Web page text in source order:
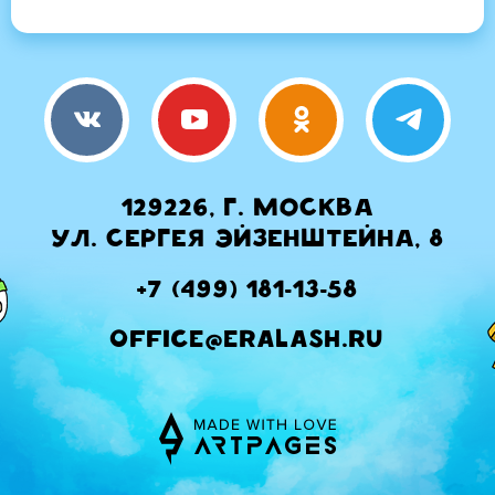
129226, г. Москва
ул. Сергея Эйзенштейна, 8
+7 (499) 181-13-58
office@eralash.ru